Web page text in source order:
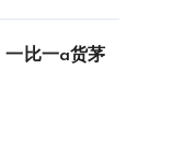
一比一a货茅